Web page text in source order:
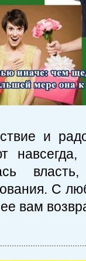
и
С
вам